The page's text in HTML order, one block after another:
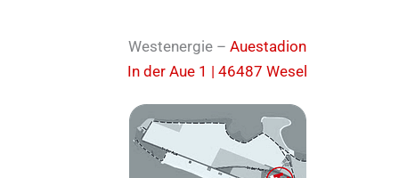
Westenergie – Auestadion
In der Aue 1 | 46487 Wesel